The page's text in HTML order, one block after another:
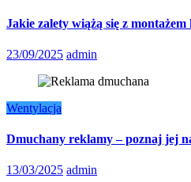
Jakie zalety wiążą się z
23/09/2025 admin
Wentylacja
Dmuchany reklamy – poznaj jej
13/03/2025 admin